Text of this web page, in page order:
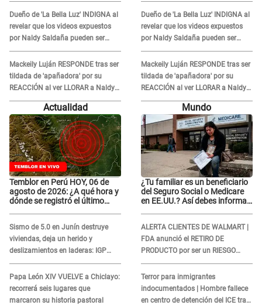
Dueño de 'La Bella Luz' INDIGNA al
revelar que los videos expuestos
por Naldy Saldaña pueden ser
EDITADOS: "Yo tengo sus dos
visitas..."
Mackeily Luján RESPONDE tras ser
tildada de 'apañadora' por su
REACCIÓN al ver LLORAR a Naldy
Saldaña tras acoso: "No sabía la
Dueño de 'La Bella Luz' INDIGNA al
revelar que los videos expuestos
por Naldy Saldaña pueden ser
EDITADOS: "Yo tengo sus dos
visitas..."
Mackeily Luján RESPONDE tras ser
tildada de 'apañadora' por su
REACCIÓN al ver LLORAR a Naldy
Saldaña tras acoso: "No sabía la
Actualidad
Temblor en Perú HOY, 06 de
agosto de 2026: ¿A qué hora y
dónde se registró el último
Sismo de 5.0 en Junín destruye
viviendas, deja un herido y
deslizamientos en laderas: IGP
alerta sobre posibles réplicas
Papa León XIV VUELVE a Chiclayo:
recorrerá seis lugares que
marcaron su historia pastoral
Mundo
¿Tu familiar es un beneficiario
del Seguro Social o Medicare
en EE.UU.? Así debes informar
ALERTA CLIENTES DE WALMART |
FDA anunció el RETIRO DE
PRODUCTO por ser un RIESGO
MORTAL para consumidores: ¿Cuál
es?
Terror para inmigrantes
indocumentados | Hombre fallece
en centro de detención del ICE tras